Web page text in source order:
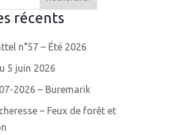
récents
n°57 – Été 2026
5 juin 2026
2026 – Buremarik
– Feux de forêt et